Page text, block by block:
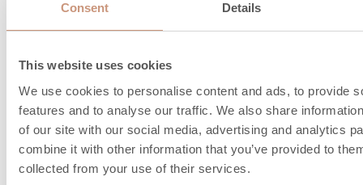
Consent Details
This website uses cookies
We use cookies to personalise content and ads, to provide
features and to analyse our traffic. We also share
of our site with our social media, advertising and analytics
combine it with other information that you’ve provided to
collected from your use of their services.
tussen haakjes (XX mm)
en